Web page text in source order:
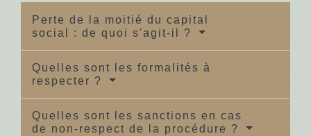
Perte de la moitié du capital
social : de quoi s'agit-il ?
Quelles sont les formalités à
respecter ?
Quelles sont les sanctions en cas
de non-respect de la procédure ?